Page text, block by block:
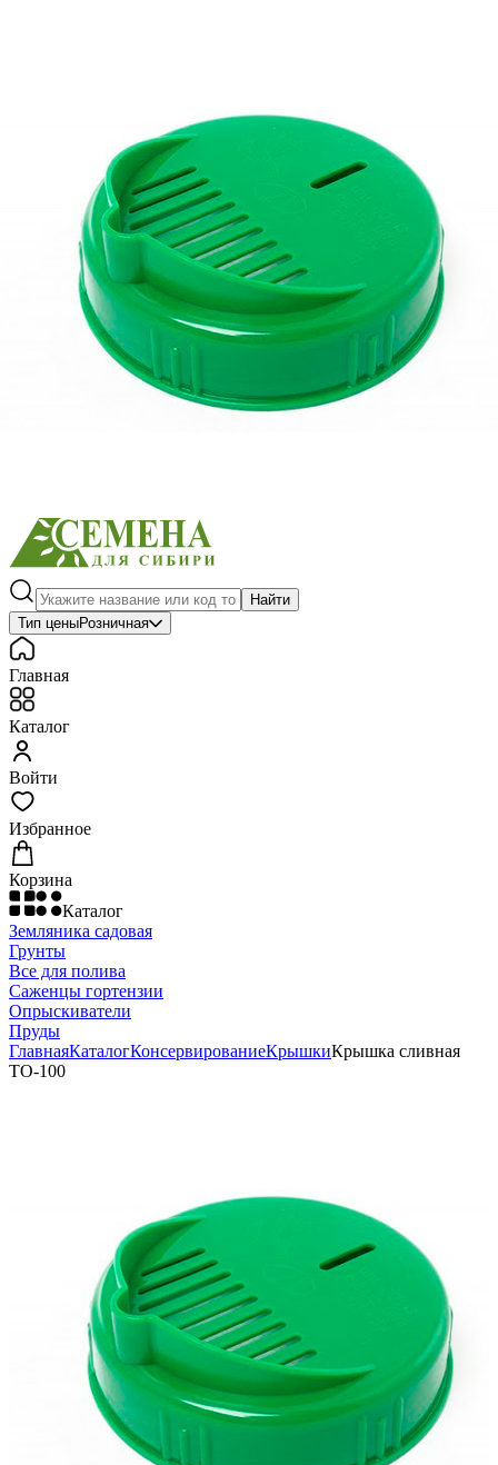
Семена
Грунты
Газонные травы, сидераты
Горшки, рассадники, аксессуары
Посадочный материал
Садовый инструмент, инвентарь
Найти
Тип ценыРозничная
Главная
Каталог
Войти
Избранное
Корзина
Каталог
Земляника садовая
Грунты
Все для полива
Саженцы гортензии
Опрыскиватели
Пруды
ГлавнаяКаталогКонсервированиеКрышкиКрышка сливная
ТО-100